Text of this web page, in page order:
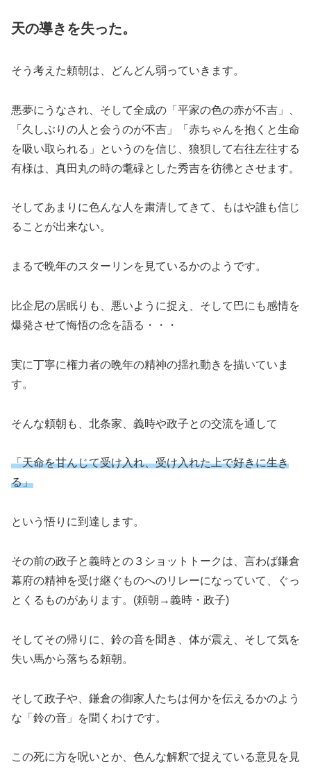
天の導きを失った。
そう考えた頼朝は、どんどん弱っていきます。
悪夢にうなされ、そして全成の「平家の色の赤が不吉」、
「久しぶりの人と会うのが不吉」「赤ちゃんを抱くと生命
を吸い取られる」というのを信じ、狼狽して右往左往する
有様は、真田丸の時の耄碌とした秀吉を彷彿とさせます。
そしてあまりに色んな人を粛清してきて、もはや誰も信じ
ることが出来ない。
まるで晩年のスターリンを見ているかのようです。
比企尼の居眠りも、悪いように捉え、そして巴にも感情を
爆発させて悔悟の念を語る・・・
実に丁寧に権力者の晩年の精神の揺れ動きを描いていま
す。
そんな頼朝も、北条家、義時や政子との交流を通して
「天命を甘んじて受け入れ、受け入れた上で好きに生き
る」
という悟りに到達します。
その前の政子と義時との３ショットトークは、言わば鎌倉
幕府の精神を受け継ぐものへのリレーになっていて、ぐっ
とくるものがあります。(頼朝→義時・政子)
そしてその帰りに、鈴の音を聞き、体が震え、そして気を
失い馬から落ちる頼朝。
そして政子や、鎌倉の御家人たちは何かを伝えるかのよう
な「鈴の音」を聞くわけです。
この死に方を呪いとか、色んな解釈で捉えている意見を見